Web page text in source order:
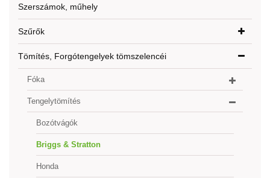
Szerszámok, műhely
Szűrők
Tömítés, Forgótengelyek tömszelencéi
Fóka
Tengelytömítés
Bozótvágók
Briggs & Stratton
Honda